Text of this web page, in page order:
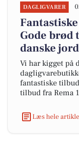
DAGLIGVARER
Gode brød
danske
Vi har kigget på
fantastiske
tilbud fra Rema
Læs hele